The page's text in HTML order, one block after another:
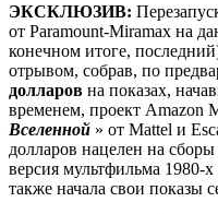
ЭКСКЛЮЗИВ:
от Paramount-Miramax на
конечном итоге,
отрывом, собрав, по
долларов на показах,
временем, проект Amazon
Вселенной » от Mattel и
долларов нацелен на сборы
версия мультфильма 1980-
также начала свои показы